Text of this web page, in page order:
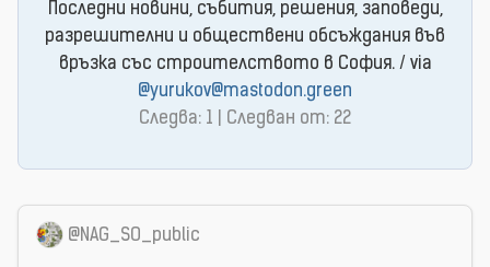
Последни новини, събития, решения, заповеди,
разрешителни и обществени обсъждания във
връзка със строителството в София. / via
@yurukov@mastodon.green
Следва: 1 | Следван от: 22
@NAG_SO_public